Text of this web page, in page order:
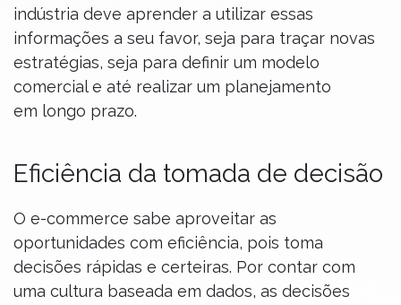
indústria deve aprender a utilizar essas
informações a seu favor, seja para traçar novas
estratégias, seja para definir um modelo
comercial e até realizar um planejamento
em longo prazo.
Eficiência da tomada de decisão
O e-commerce sabe aproveitar as
oportunidades com eficiência, pois toma
decisões rápidas e certeiras. Por contar com
uma cultura baseada em dados, as decisões